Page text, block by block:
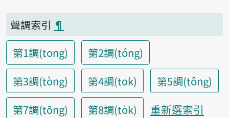
聲調索引 ¶
第1調(tong)
第2調(tóng)
第3調(tòng)
第4調(tok)
第5調(tông)
第7調(tōng)
第8調(to̍k) 重新選索引